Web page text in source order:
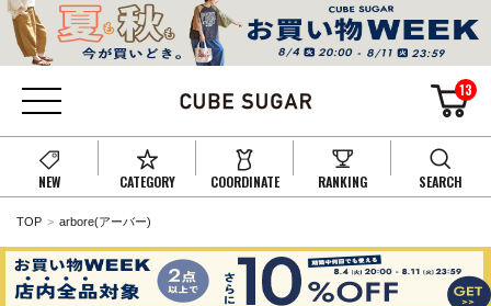
13
NEW CATEGORY COORDINATE RANKING SEARCH
TOP arbore(アーバー)